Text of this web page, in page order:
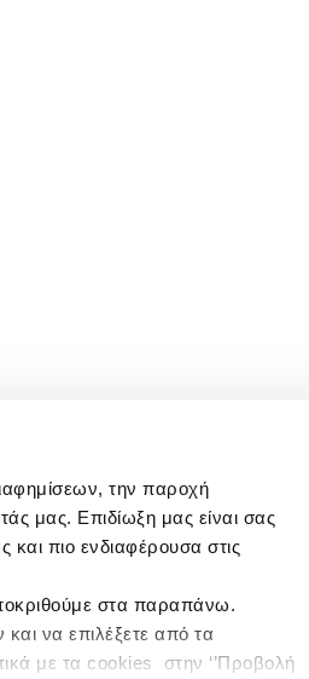
την παροχή
μας. Επιδίωξη μας είναι σας
και πιο ενδιαφέρουσα στις
στα παραπάνω.
να επιλέξετε από τα
με τα cookies στην ‘’Προβολή